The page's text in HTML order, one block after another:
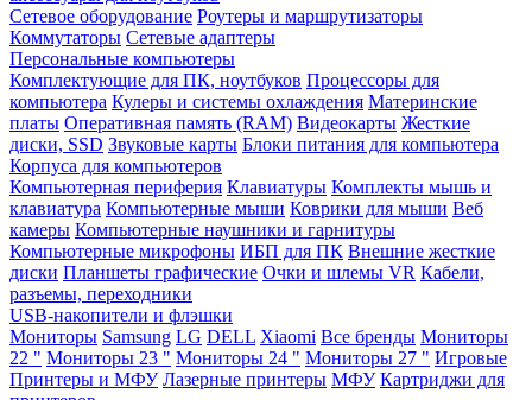
Сетевое оборудование Роутеры и маршрутизаторы
Коммутаторы Сетевые адаптеры
Персональные компьютеры
Комплектующие для ПК, ноутбуков Процессоры для
компьютера Кулеры и системы охлаждения Материнские
платы Оперативная память (RAM) Видеокарты Жесткие
диски, SSD Звуковые карты Блоки питания для компьютера
Корпуса для компьютеров
Компьютерная периферия Клавиатуры Комплекты мышь и
клавиатура Компьютерные мыши Коврики для мыши Веб
камеры Компьютерные наушники и гарнитуры
Компьютерные микрофоны ИБП для ПК Внешние жесткие
диски Планшеты графические Очки и шлемы VR Кабели,
разъемы, переходники
USB-накопители и флэшки
Мониторы Samsung LG DELL Xiaomi Все бренды Мониторы
22 " Мониторы 23 " Мониторы 24 " Мониторы 27 " Игровые
Принтеры и МФУ Лазерные принтеры МФУ Картриджи для